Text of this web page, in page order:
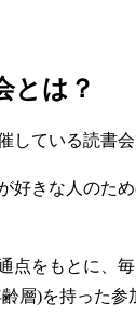
とは？
している読書会
好きな人のた
点をもとに、
層)を持った